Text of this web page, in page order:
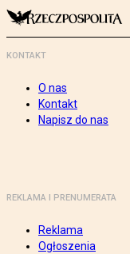
KONTAKT
O nas
Kontakt
Napisz do nas
REKLAMA I PRENUMERATA
Reklama
Ogłoszenia